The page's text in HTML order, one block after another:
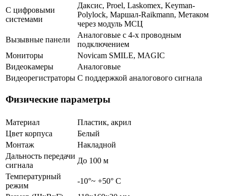
С цифровыми
системами
Даксис, Proel, Laskomex, Keyman-
Polylock, Маршал-Raikmann, Метаком
через модуль МСЦ
Вызывные панели
Аналоговые с 4-х проводным
подключением
Мониторы
Novicam SMILE, MAGIC
Видеокамеры
Аналоговые
Видеорегистраторы С поддержкой аналогового сигнала
Физические параметры
Материал
Пластик, акрил
Цвет корпуса
Белый
Монтаж
Накладной
Дальность передачи
сигнала
До 100 м
Температурный
режим
-10°~ +50° С